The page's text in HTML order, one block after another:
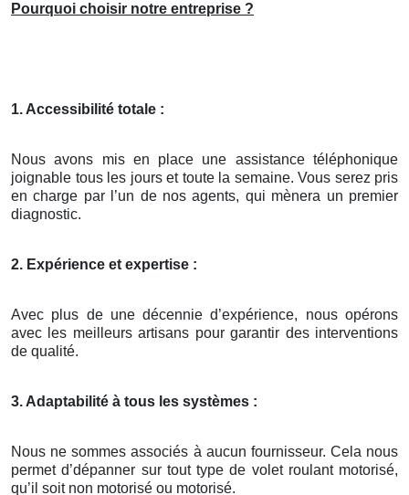
Pourquoi choisir notre entreprise ?
1. Accessibilité totale :
Nous avons mis en place une assistance téléphonique
joignable tous les jours et toute la semaine. Vous serez pris
en charge par l’un de nos agents, qui mènera un premier
diagnostic.
2. Expérience et expertise :
Avec plus de une décennie d’expérience, nous opérons
avec les meilleurs artisans pour garantir des interventions
de qualité.
3. Adaptabilité à tous les systèmes :
Nous ne sommes associés à aucun fournisseur. Cela nous
permet d’dépanner sur tout type de volet roulant motorisé,
qu’il soit non motorisé ou motorisé.